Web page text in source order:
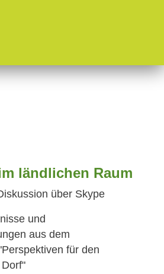
ländlichen Raum
über Skype
und
aus dem
für den